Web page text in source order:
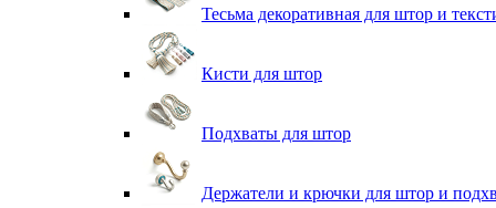
Тесьма декоративная для штор и
Кисти для штор
Подхваты для штор
Держатели и крючки для штор и